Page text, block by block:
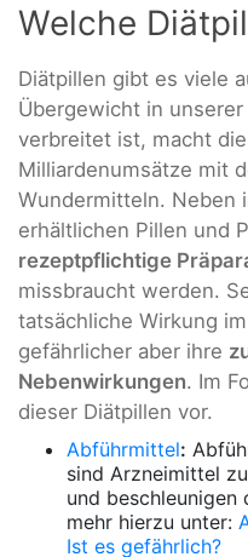
Welche
Diätpillen gibt es viele
Übergewicht in
verbreitet ist, macht
Milliardenumsätze mit
Wundermitteln. Neben
erhältlichen Pillen und
rezeptpflichtige
missbraucht werden.
tatsächliche Wirkung
gefährlicher aber ihre
Nebenwirkungen. Im
dieser Diätpillen vor.
Abführmittel:
sind Arzneimittel
und beschleunigen
mehr hierzu unter:
Ist es gefährlich?